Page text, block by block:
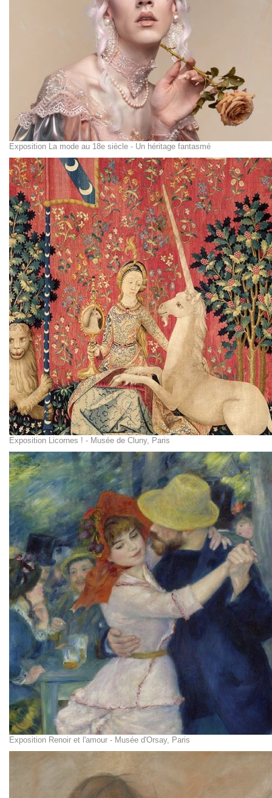
Exposition La mode au 18e siècle - Un héritage fantasmé
Exposition Licornes ! - Musée de Cluny, Paris
Exposition Renoir et l'amour - Musée d'Orsay, Paris